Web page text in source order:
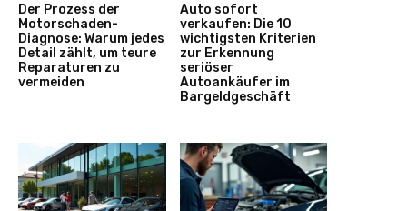
Der Prozess der
Motorschaden-
Diagnose: Warum jedes
Detail zählt, um teure
Reparaturen zu
vermeiden
Auto sofort
verkaufen: Die 10
wichtigsten Kriterien
zur Erkennung
seriöser
Autoankäufer im
Bargeldgeschäft